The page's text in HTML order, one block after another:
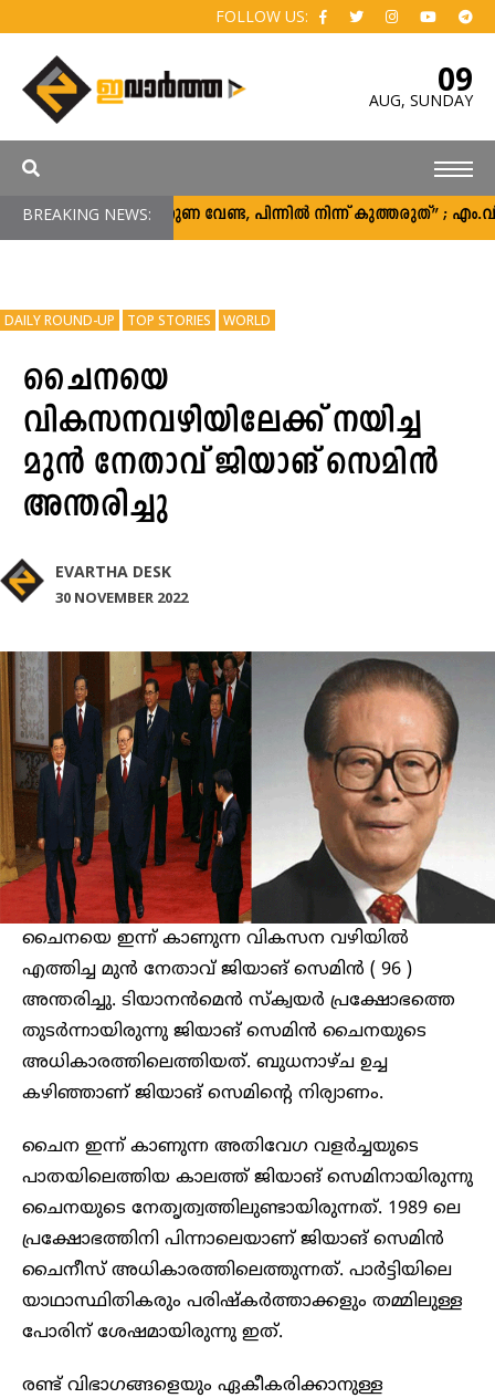
FOLLOW US:
09
AUG, SUNDAY
BREAKING NEWS:“പിന്തുണ വേണ്ട, പിന്നിൽ നിന്ന് കുത്തരുത്” ;
DAILY ROUND-UP TOP STORIES WORLD
ചൈനയെ
വികസനവഴിയിലേക്ക് നയിച്ച
മുൻ നേതാവ് ജിയാങ് സെമിൻ
അന്തരിച്ചു
EVARTHA DESK
30 NOVEMBER 2022
ചൈനയെ ഇന്ന് കാണുന്ന വികസന വഴിയിൽ
എത്തിച്ച മുൻ നേതാവ് ജിയാങ് സെമിൻ ( 96 )
അന്തരിച്ചു. ടിയാനൻമെൻ സ്‌ക്വയർ പ്രക്ഷോഭത്തെ
തുടർന്നായിരുന്നു ജിയാങ് സെമിന്‍ ചൈനയുടെ
അധികാരത്തിലെത്തിയത്. ബുധനാഴ്ച ഉച്ച
കഴിഞ്ഞാണ് ജിയാങ് സെമിന്‍റെ നിര്യാണം.
ചൈന ഇന്ന് കാണുന്ന അതിവേഗ വളര്‍ച്ചയുടെ
പാതയിലെത്തിയ കാലത്ത് ജിയാങ് സെമിനായിരുന്നു
ചൈനയുടെ നേതൃത്വത്തിലുണ്ടായിരുന്നത്. 1989 ലെ
പ്രക്ഷോഭത്തിനി പിന്നാലെയാണ് ജിയാങ് സെമിന്‍
ചൈനീസ് അധികാരത്തിലെത്തുന്നത്. പാര്‍ട്ടിയിലെ
യാഥാസ്ഥിതികരും പരിഷ്കര്‍ത്താക്കളും തമ്മിലുള്ള
പോരിന് ശേഷമായിരുന്നു ഇത്.
രണ്ട് വിഭാഗങ്ങളെയും ഏകീകരിക്കാനുള്ള